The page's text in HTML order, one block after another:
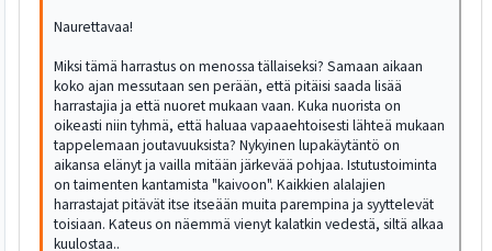
Naurettavaa!
Miksi tämä harrastus on menossa tällaiseksi? Samaan aikaan
koko ajan messutaan sen perään, että pitäisi saada lisää
harrastajia ja että nuoret mukaan vaan. Kuka nuorista on
oikeasti niin tyhmä, että haluaa vapaaehtoisesti lähteä mukaan
tappelemaan joutavuuksista? Nykyinen lupakäytäntö on
aikansa elänyt ja vailla mitään järkevää pohjaa. Istutustoiminta
on taimenten kantamista "kaivoon". Kaikkien alalajien
harrastajat pitävät itse itseään muita parempina ja syyttelevät
toisiaan. Kateus on näemmä vienyt kalatkin vedestä, siltä alkaa
kuulostaa..